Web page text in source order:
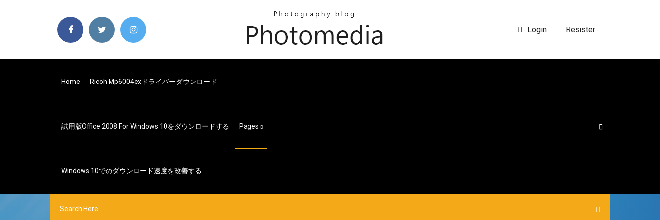
Login | Resister
Home Ricoh Mp6004exドライバーダウンロード
試用版Office 2008 For Windows 10をダウンロードする Pages
Windows 10でのダウンロード速度を改善する